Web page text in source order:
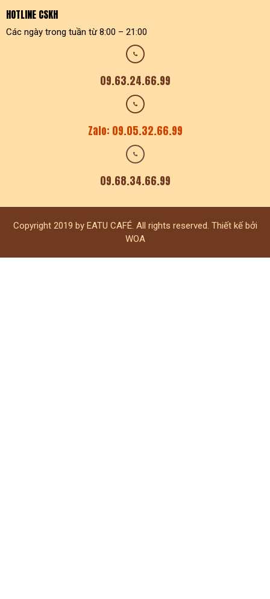
HOTLINE CSKH
Các ngày trong tuần từ 8:00 – 21:00
09.63.24.66.99
Zalo: 09.05.32.66.99
09.68.34.66.99
Copyright 2019 by EATU CAFÉ. All rights reserved. Thiết kế bởi
WOA